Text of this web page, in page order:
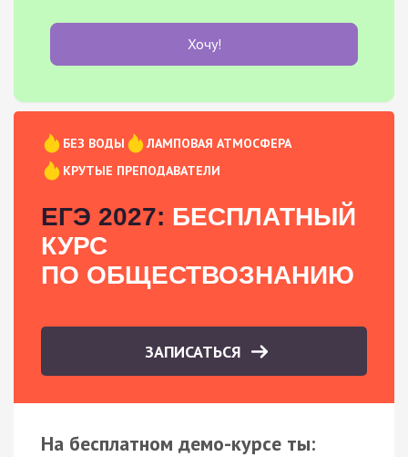
Хочу!
БЕЗ ВОДЫ
ЛАМПОВАЯ АТМОСФЕРА
КРУТЫЕ ПРЕПОДАВАТЕЛИ
ЕГЭ 2027: БЕСПЛАТНЫЙ
КУРС
ПО ОБЩЕСТВОЗНАНИЮ
ЗАПИСАТЬСЯ
На бесплатном демо-курсе ты: